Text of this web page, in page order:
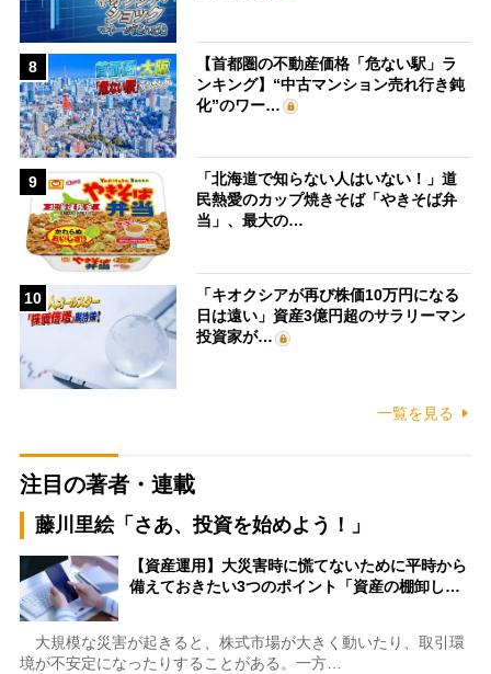
8
【首都圏の不動産価格「危ない駅」ラ
ンキング】“中古マンション売れ行き鈍
化”のワー…
9
「北海道で知らない人はいない！」道
民熱愛のカップ焼きそば「やきそば弁
当」、最大の…
10
「キオクシアが再び株価10万円になる
日は遠い」資産3億円超のサラリーマン
投資家が…
一覧を見る
注目の著者・連載
藤川里絵「さあ、投資を始めよう！」
【資産運用】大災害時に慌てないために平時から
備えておきたい3つのポイント「資産の棚卸し…
大規模な災害が起きると、株式市場が大きく動いたり、取引環
境が不安定になったりすることがある。一方…